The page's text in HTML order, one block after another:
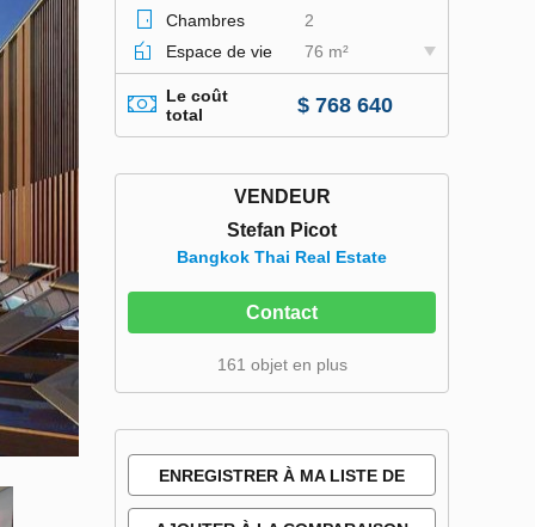
Chambres
2
Espace de vie
76 m²
Le coût
total
$ 768 640
VENDEUR
Stefan Picot
Bangkok Thai Real Estate
Contact
161 objet en plus
ENREGISTRER À MA LISTE DE
SOUHAITS